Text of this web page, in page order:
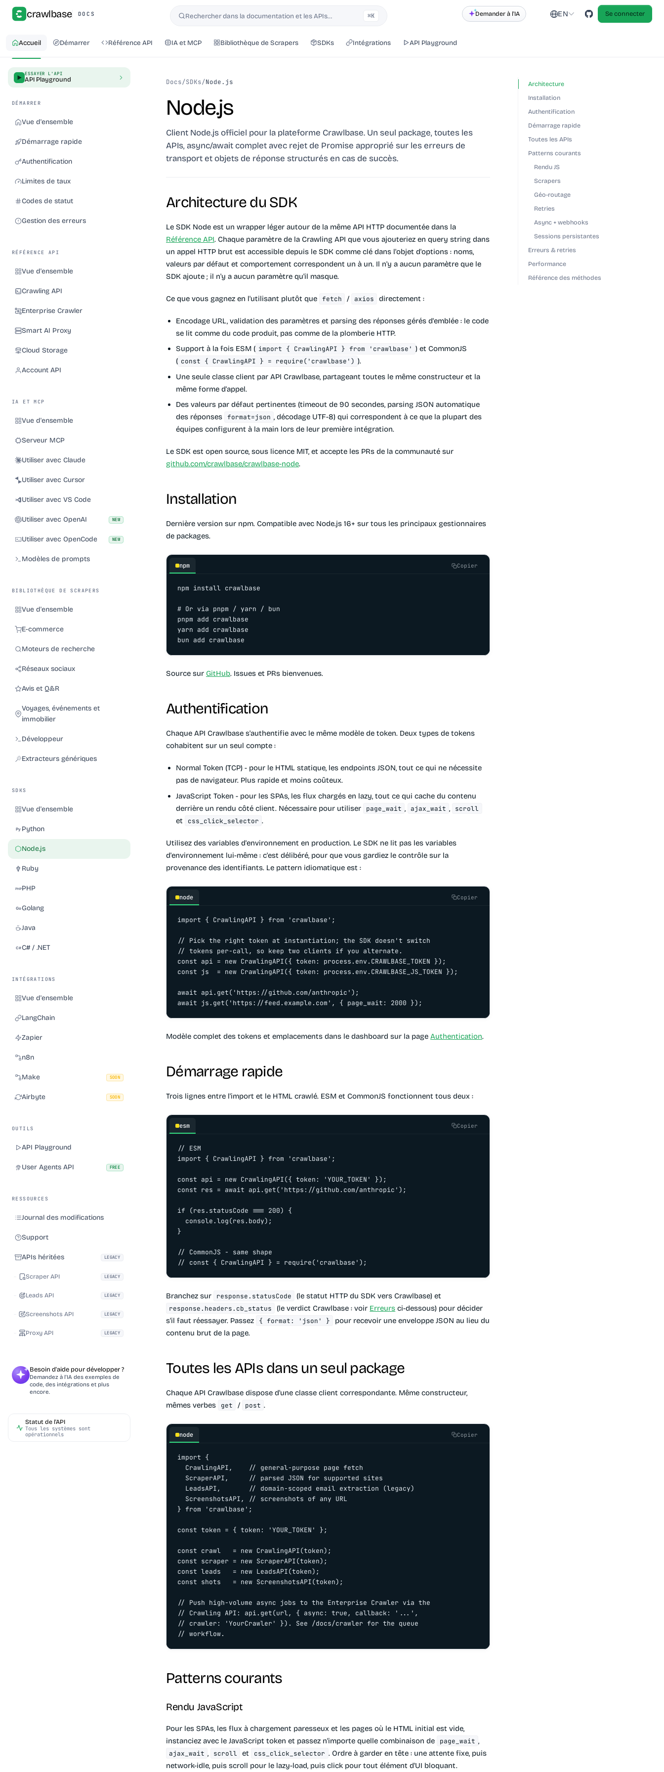
crawlbase DOCS
Rechercher
Rechercher dans la documentation et les APIs… ⌘K Demander à l'IA EN Se connecter
Accueil Démarrer Référence API IA et MCP Bibliothèque de Scrapers SDKs Intégrations API Playground
ESSAYER L'API
API Playground
DÉMARRER
Vue d'ensemble
Démarrage rapide
Authentification
Limites de taux
Codes de statut
Gestion des erreurs
RÉFÉRENCE API
Vue d'ensemble
Crawling API
Enterprise Crawler
Smart AI Proxy
Cloud Storage
Account API
IA ET MCP
Vue d'ensemble
Serveur MCP
Utiliser avec Claude
Utiliser avec Cursor
Utiliser avec VS Code
Utiliser avec OpenAI NEW
Utiliser avec OpenCode NEW
Modèles de prompts
BIBLIOTHÈQUE DE SCRAPERS
Vue d'ensemble
E-commerce
Moteurs de recherche
Réseaux sociaux
Avis et Q&R
Voyages, événements et
immobilier
Développeur
Extracteurs génériques
SDKS
Vue d'ensemble
Python
Node.js
Ruby
PHP
Golang
Java
C# / .NET
INTÉGRATIONS
Vue d'ensemble
LangChain
Zapier
n8n
Make SOON
Airbyte SOON
OUTILS
API Playground
User Agents API FREE
RESSOURCES
Journal des modifications
Support
APIs héritées LEGACY
Scraper API LEGACY
Leads API LEGACY
Screenshots API LEGACY
Proxy API LEGACY
Besoin d'aide pour développer ?
Demandez à l'IA des exemples de
code, des intégrations et plus
encore.
Statut de l'API
Tous les systèmes sont
opérationnels
Docs/SDKs/Node.js
Node.js
Client Node.js officiel pour la plateforme Crawlbase. Un seul package, toutes les
APIs, async/await complet avec rejet de Promise approprié sur les erreurs de
transport et objets de réponse structurés en cas de succès.
Architecture du SDK
Le SDK Node est un wrapper léger autour de la même API HTTP documentée dans la
Référence API. Chaque paramètre de la Crawling API que vous ajouteriez en query string dans
un appel HTTP brut est accessible depuis le SDK comme clé dans l'objet d'options : noms,
valeurs par défaut et comportement correspondent un à un. Il n'y a aucun paramètre que le
SDK ajoute ; il n'y a aucun paramètre qu'il masque.
Ce que vous gagnez en l'utilisant plutôt que fetch / axios directement :
Encodage URL, validation des paramètres et parsing des réponses gérés d'emblée : le code
se lit comme du code produit, pas comme de la plomberie HTTP.
Support à la fois ESM ( import { CrawlingAPI } from 'crawlbase' ) et CommonJS
( const { CrawlingAPI } = require('crawlbase') ).
Une seule classe client par API Crawlbase, partageant toutes le même constructeur et la
même forme d'appel.
Des valeurs par défaut pertinentes (timeout de 90 secondes, parsing JSON automatique
des réponses format=json , décodage UTF-8) qui correspondent à ce que la plupart des
équipes configurent à la main lors de leur première intégration.
Le SDK est open source, sous licence MIT, et accepte les PRs de la communauté sur
github.com/crawlbase/crawlbase-node.
Installation
Dernière version sur npm. Compatible avec Node.js 16+ sur tous les principaux gestionnaires
de packages.
npm Copier
npm install crawlbase
# Or via pnpm / yarn / bun
pnpm add crawlbase
yarn add crawlbase
bun add crawlbase
Source sur GitHub. Issues et PRs bienvenues.
Authentification
Chaque API Crawlbase s'authentifie avec le même modèle de token. Deux types de tokens
cohabitent sur un seul compte :
Normal Token (TCP) - pour le HTML statique, les endpoints JSON, tout ce qui ne nécessite
pas de navigateur. Plus rapide et moins coûteux.
JavaScript Token - pour les SPAs, les flux chargés en lazy, tout ce qui cache du contenu
derrière un rendu côté client. Nécessaire pour utiliser
page_wait , ajax_wait , scroll
et css_click_selector .
Utilisez des variables d'environnement en production. Le SDK ne lit pas les variables
d'environnement lui-même : c'est délibéré, pour que vous gardiez le contrôle sur la
provenance des identifiants. Le pattern idiomatique est :
node Copier
import { CrawlingAPI } from 'crawlbase';
// Pick the right token at instantiation; the SDK doesn't switch
// tokens per-call, so keep two clients if you alternate.
const api = new CrawlingAPI({ token: process.env.CRAWLBASE_TOKEN });
const js  = new CrawlingAPI({ token: process.env.CRAWLBASE_JS_TOKEN });
await api.get('https://github.com/anthropic');
await js.get('https://feed.example.com', { page_wait: 2000 });
Modèle complet des tokens et emplacements dans le dashboard sur la page Authentication.
Démarrage rapide
Trois lignes entre l'import et le HTML crawlé. ESM et CommonJS fonctionnent tous deux :
esm Copier
// ESM
import { CrawlingAPI } from 'crawlbase';
const api = new CrawlingAPI({ token: 'YOUR_TOKEN' });
const res = await api.get('https://github.com/anthropic');
if (res.statusCode === 200) {
  console.log(res.body);
}
// CommonJS - same shape
// const { CrawlingAPI } = require('crawlbase');
Branchez sur response.statusCode (le statut HTTP du SDK vers Crawlbase) et
response.headers.cb_status (le verdict Crawlbase : voir Erreurs ci-dessous) pour décider
s'il faut réessayer. Passez
{ format: 'json' }
pour recevoir une enveloppe JSON au lieu du
contenu brut de la page.
Toutes les APIs dans un seul package
Chaque API Crawlbase dispose d'une classe client correspondante. Même constructeur,
mêmes verbes
get / post .
node Copier
import {
  CrawlingAPI,    // general-purpose page fetch
  ScraperAPI,     // parsed JSON for supported sites
  LeadsAPI,       // domain-scoped email extraction (legacy)
  ScreenshotsAPI, // screenshots of any URL
} from 'crawlbase';
const token = { token: 'YOUR_TOKEN' };
const crawl   = new CrawlingAPI(token);
const scraper = new ScraperAPI(token);
const leads   = new LeadsAPI(token);
const shots   = new ScreenshotsAPI(token);
// Push high-volume async jobs to the Enterprise Crawler via the
// Crawling API: api.get(url, { async: true, callback: '...',
// crawler: 'YourCrawler' }). See /docs/crawler for the queue
// workflow.
Patterns courants
Rendu JavaScript
Pour les SPAs, les flux à chargement paresseux et les pages où le HTML initial est vide,
instanciez avec le JavaScript token et passez n'importe quelle combinaison de
page_wait ,
ajax_wait , scroll et css_click_selector . Ordre à garder en tête : une attente fixe, puis
network-idle, puis scroll pour le lazy-load, puis click pour tout élément d'UI bloquant.
Architecture
Installation
Authentification
Démarrage rapide
Toutes les APIs
Patterns courants
Rendu JS
Scrapers
Géo-routage
Retries
Async + webhooks
Sessions persistantes
Erreurs & retries
Performance
Référence des méthodes